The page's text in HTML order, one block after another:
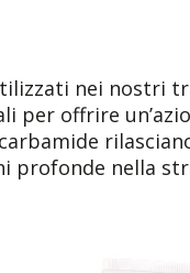
nei nostri
per offrire
profonde nella